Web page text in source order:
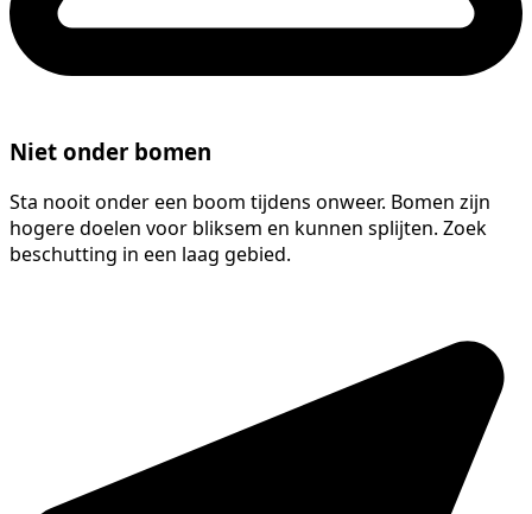
Niet onder bomen
Sta nooit onder een boom tijdens onweer. Bomen zijn
hogere doelen voor bliksem en kunnen splijten. Zoek
beschutting in een laag gebied.